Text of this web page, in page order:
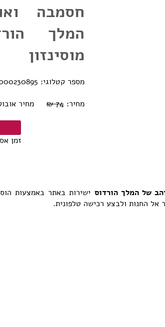
חסמבה
המלך
מוסינזון
מספר קטלוגי: 0770000230895
מחיר:74 ₪ מחיר אובוק:
זמן אספקה
של המלך הורדוס ישירות באתר באמצעות
אל החנות ולבצע רכישה טלפונית.